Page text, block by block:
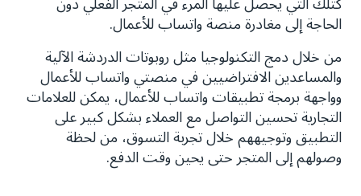
الحاجة إلى مغادرة منصة واتساب للأعمال.
من خلال دمج التكنولوجيا مثل روبوتات الدردشة الآلية
والمساعدين الافتراضيين في منصتي واتساب للأعمال
وواجهة برمجة تطبيقات واتساب للأعمال، يمكن للعلامات
التجارية تحسين التواصل مع العملاء بشكل كبير على
التطبيق وتوجيههم خلال تجربة التسوق، من لحظة
وصولهم إلى المتجر حتى يحين وقت الدفع.